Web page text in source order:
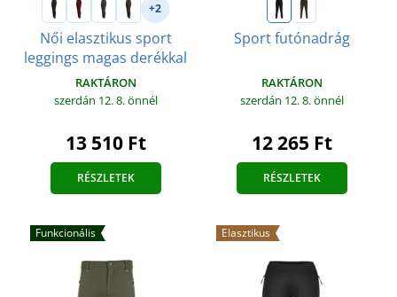
+2
Női elasztikus sport
leggings magas derékkal
RAKTÁRON
szerdán 12. 8.önnél
13 510 Ft
RÉSZLETEK
Sport futónadrág
RAKTÁRON
szerdán 12. 8.önnél
12 265 Ft
RÉSZLETEK
Funkcionális Elasztikus